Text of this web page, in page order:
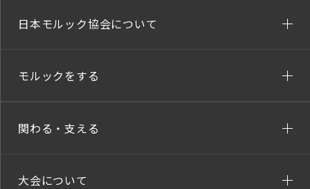
日本モルック協会について
モルックをする
関わる・支える
大会について